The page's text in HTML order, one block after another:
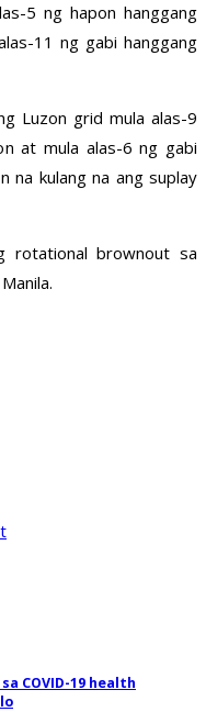
5 ng hapon hanggang
11 ng gabi hanggang
Luzon grid mula alas-9
at mula alas-6 ng gabi
na kulang na ang suplay
rotational brownout sa
COVID-19 health